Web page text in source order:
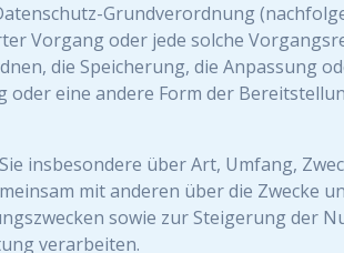
Grundverordnung
Vorgang oder jede solche
die Speicherung, die Anpassung
eine andere Form der
insbesondere über Art, Umfang,
mit anderen über die Zwecke
sowie zur Steigerung der
verarbeiten.